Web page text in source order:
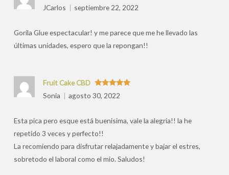
Valorado
con5de 5
JCarlos
septiembre 22, 2022
Gorila Glue espectacular! y me parece que me he llevado las
últimas unidades, espero que la repongan!!
Valorado
con5de 5
Fruit Cake CBD
Sonia
agosto 30, 2022
Esta pica pero esque está buenisima, vale la alegria!! la he
repetido 3 veces y perfecto!!
La recomiendo para disfrutar relajadamente y bajar el estres,
sobretodo el laboral como el mio. Saludos!